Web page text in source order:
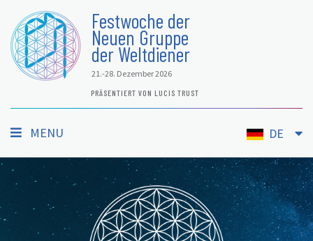
Festwoche der
Neuen Gruppe
der Weltdiener
21.-28. Dezember 2026
PRÄSENTIERT VON LUCIS TRUST
MENU DE